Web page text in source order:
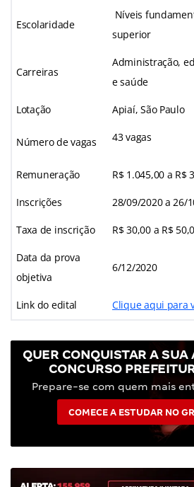
Escolaridade
Níveis
superior
Carreiras
Administração,
e saúde
Lotação Apiaí, São Paulo
Número de vagas 43 vagas
Remuneração R$ 1.045,00 a R$
Inscrições 28/09/2020 a 26/
Taxa de inscrição R$ 30,00 a R$
Data da prova
objetiva
6/12/2020
Link do edital Clique aqui para
QUER CONQUISTAR A SUA
CONCURSO
Prepare-se com quem mais
COMECE A ESTUDAR NO